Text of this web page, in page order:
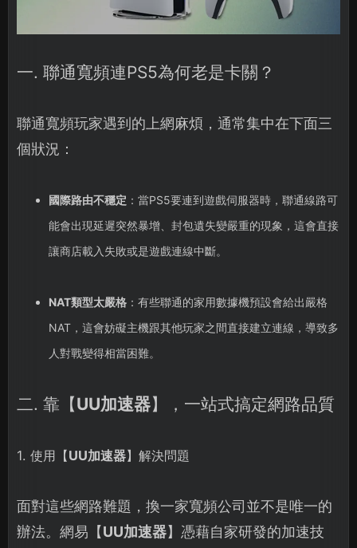
一. 聯通寬頻連PS5為何老是卡關？
聯通寬頻玩家遇到的上網麻煩，通常集中在下面三
個狀況：
國際路由不穩定 ：當PS5要連到遊戲伺服器時，聯通線路可
能會出現延遲突然暴增、封包遺失變嚴重的現象，這會直接
讓商店載入失敗或是遊戲連線中斷。
NAT類型太嚴格：有些聯通的家用數據機預設會給出嚴格
NAT，這會妨礙主機跟其他玩家之間直接建立連線，導致多
人對戰變得相當困難。
二. 靠【UU加速器】，一站式搞定網路品質
1. 使用【UU加速器】解決問題
面對這些網路難題，換一家寬頻公司並不是唯一的
辦法。網易【UU加速器】憑藉自家研發的加速技